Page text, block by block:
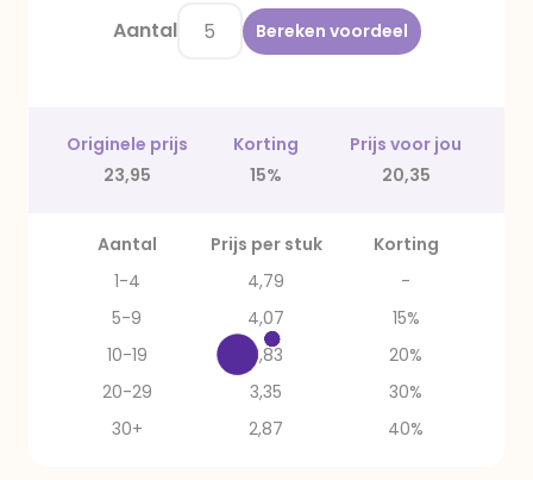
Aantal Bereken voordeel
Originele prijs Korting
Prijs voor jou
23,95
15% 20,35
Aantal Prijs per stuk
Korting
1-4
4,79
-
5-9
4,07
15%
10-19
3,83
20%
20-29
3,35
30%
30+
2,87 40%